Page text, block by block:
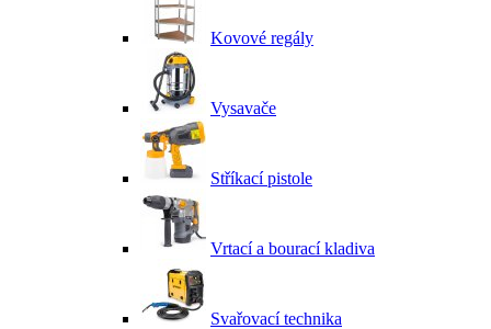
Kovové regály
Vysavače
Stříkací pistole
Vrtací a bourací kladiva
Svařovací technika